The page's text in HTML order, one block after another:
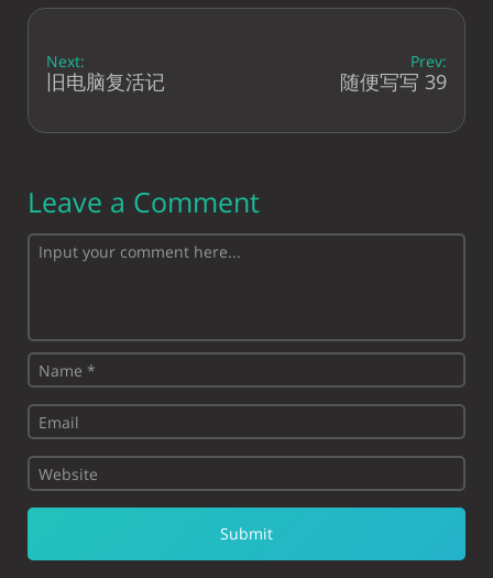
Next:
旧电脑复活记
Prev:
随便写写 39
Leave a Comment